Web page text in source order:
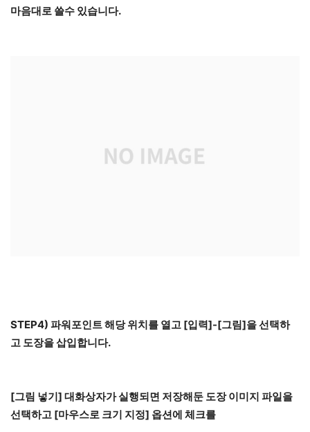
마음대로 쓸수 있습니다.
STEP4) 파워포인트 해당 위치를 열고 [입력]-[그림]을 선택하
고 도장을 삽입합니다.
[그림 넣기] 대화상자가 실행되면 저장해둔 도장 이미지 파일을
선택하고 [마우스로 크기 지정] 옵션에 체크를